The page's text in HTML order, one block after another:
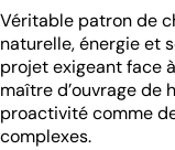
Véritable patron de
naturelle, énergie et
projet exigeant face
maître d’ouvrage de
proactivité comme
complexes.